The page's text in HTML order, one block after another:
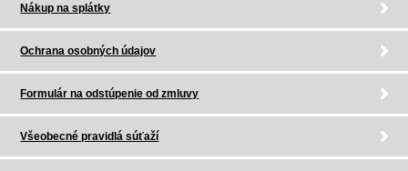
Nákup na splátky
Ochrana osobných údajov
Formulár na odstúpenie od zmluvy
Všeobecné pravidlá súťaží